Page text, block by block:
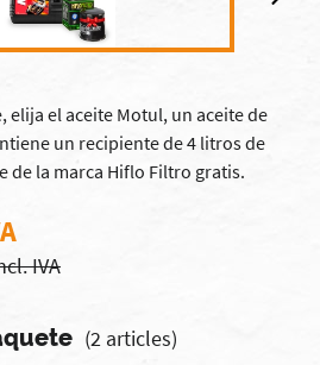
elija el aceite Motul, un aceite de
un recipiente de 4 litros de
de la marca Hiflo Filtro gratis.
IVA
(2 articles)